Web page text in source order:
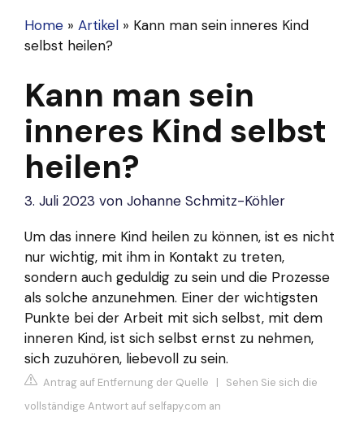
Home » Artikel » Kann man sein inneres Kind
selbst heilen?
Kann man sein
inneres Kind selbst
heilen?
3. Juli 2023 von Johanne Schmitz-Köhler
Um das innere Kind heilen zu können, ist es nicht
nur wichtig, mit ihm in Kontakt zu treten,
sondern auch geduldig zu sein und die Prozesse
als solche anzunehmen. Einer der wichtigsten
Punkte bei der Arbeit mit sich selbst, mit dem
inneren Kind, ist sich selbst ernst zu nehmen,
sich zuzuhören, liebevoll zu sein.
Antrag auf Entfernung der Quelle | Sehen Sie sich die
vollständige Antwort auf selfapy.com an